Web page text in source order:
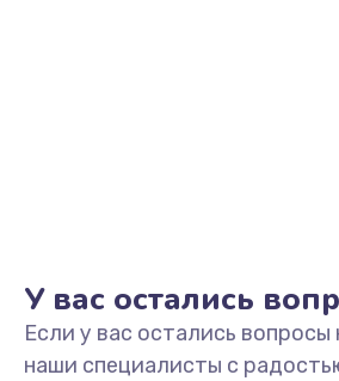
У вас остались
Если у вас остались
наши специалисты с